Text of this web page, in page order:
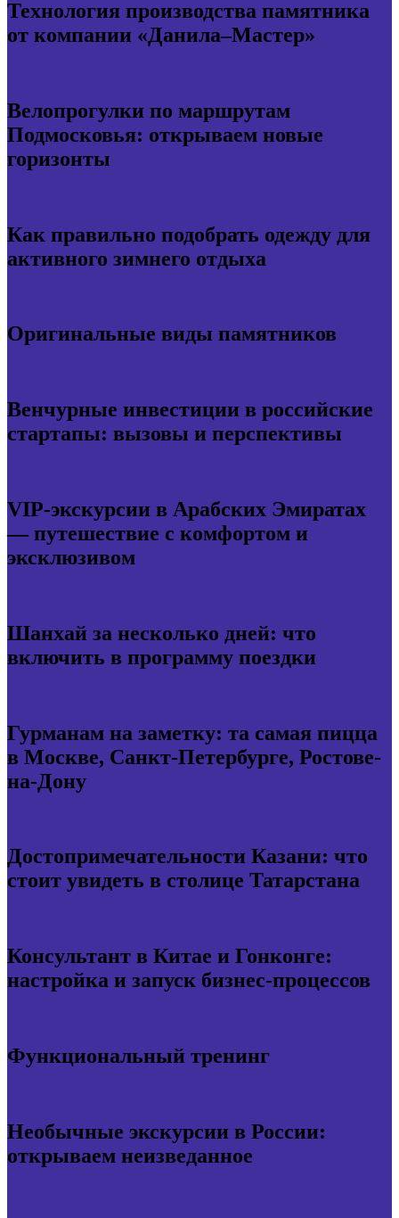
Технология производства памятника
от компании «Данила–Мастер»
Велопрогулки по маршрутам
Подмосковья: открываем новые
горизонты
Как правильно подобрать одежду для
активного зимнего отдыха
Оригинальные виды памятников
Венчурные инвестиции в российские
стартапы: вызовы и перспективы
VIP-экскурсии в Арабских Эмиратах
— путешествие с комфортом и
эксклюзивом
Шанхай за несколько дней: что
включить в программу поездки
Гурманам на заметку: та самая пицца
в Москве, Санкт-Петербурге, Ростове-
на-Дону
Достопримечательности Казани: что
стоит увидеть в столице Татарстана
Консультант в Китае и Гонконге:
настройка и запуск бизнес-процессов
Функциональный тренинг
Необычные экскурсии в России:
открываем неизведанное